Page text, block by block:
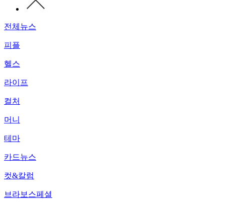
전체뉴스
피플
헬스
라이프
컬처
머니
테마
카드뉴스
컷&칼럼
브라보스페셜